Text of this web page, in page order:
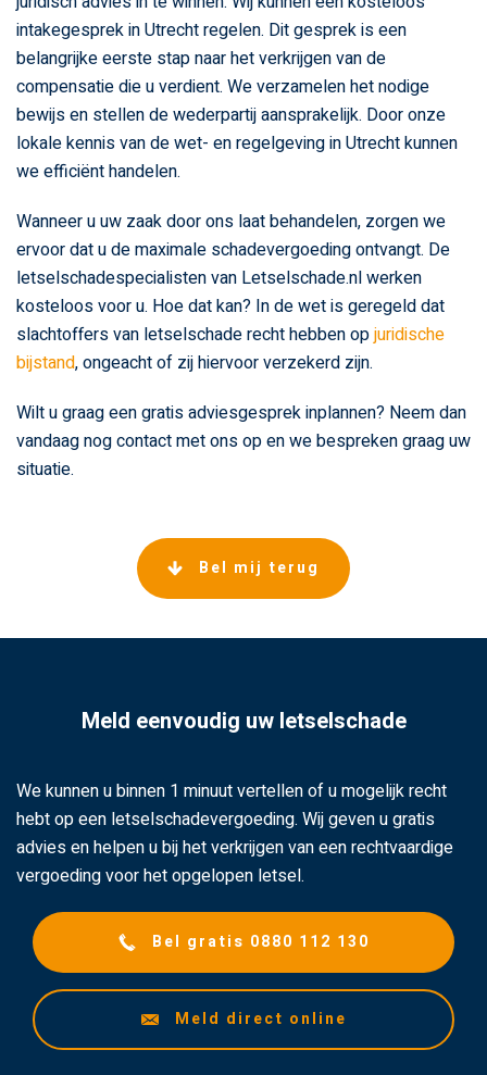
intakegesprek in Utrecht regelen. Dit gesprek is een
belangrijke eerste stap naar het verkrijgen van de
compensatie die u verdient. We verzamelen het nodige
bewijs en stellen de wederpartij aansprakelijk. Door onze
lokale kennis van de wet- en regelgeving in Utrecht kunnen
we efficiënt handelen.
Wanneer u uw zaak door ons laat behandelen, zorgen we
ervoor dat u de maximale schadevergoeding ontvangt. De
letselschadespecialisten van Letselschade.nl werken
kosteloos voor u. Hoe dat kan? In de wet is geregeld dat
slachtoffers van letselschade recht hebben opjuridische
bijstand, ongeacht of zij hiervoor verzekerd zijn.
Wilt u graag een gratis adviesgesprek inplannen? Neem dan
vandaag nog contact met ons op en we bespreken graag uw
situatie.
Bel mij terug
Meld eenvoudig uw letselschade
We kunnen u binnen 1 minuut vertellen of u mogelijk recht
hebt op een letselschadevergoeding. Wij geven u gratis
advies en helpen u bij het verkrijgen van een rechtvaardige
vergoeding voor het opgelopen letsel.
Bel gratis 0880 112 130
Meld direct online